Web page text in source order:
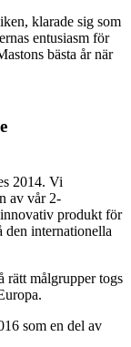
klarade sig som
entusiasm för
bästa år när
2014. Vi
av vår 2-
produkt för
den internationella
rätt målgrupper togs
som en del av